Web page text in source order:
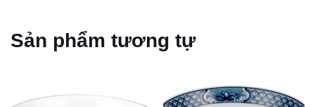
Sản phẩm tương tự